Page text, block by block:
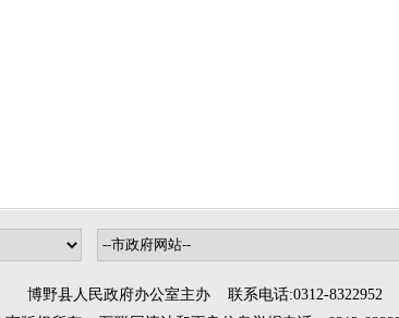
博野县人民政府办公室主办 联系电话:0312-8322952